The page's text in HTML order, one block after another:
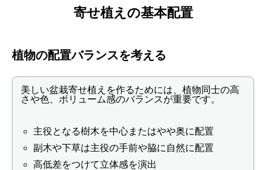
寄せ植えの基本配置
植物の配置バランスを考える
美しい盆栽寄せ植えを作るためには、植物同士の高
さや色、ボリューム感のバランスが重要です。
主役となる樹木を中心またはやや奥に配置
副木や下草は主役の手前や脇に自然に配置
高低差をつけて立体感を演出